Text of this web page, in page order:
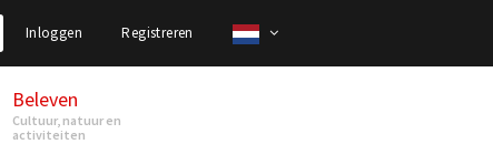
Inloggen Registreren
Beleven
Cultuur, natuur en
activiteiten